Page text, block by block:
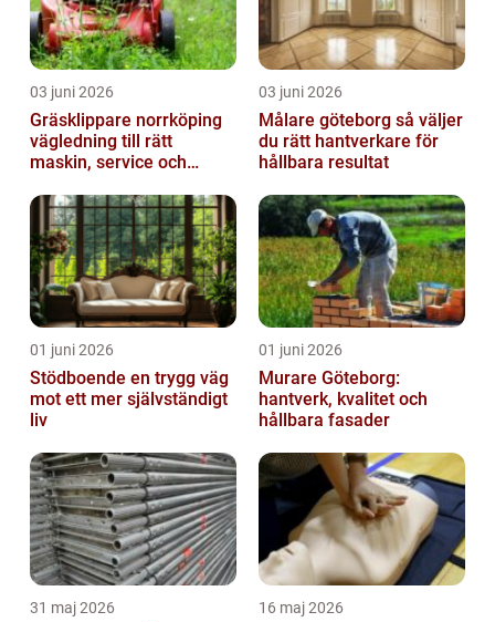
03 juni 2026
Gräsklippare norrköping
vägledning till rätt
maskin, service och
03 juni 2026
Målare göteborg så väljer
du rätt hantverkare för
hållbara resultat
01 juni 2026
Stödboende en trygg väg
mot ett mer självständigt
liv
01 juni 2026
Murare Göteborg:
hantverk, kvalitet och
hållbara fasader
31 maj 2026 16 maj 2026